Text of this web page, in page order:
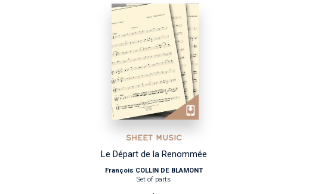
SHEET MUSIC
Le Départ de la Renommée
François COLLIN DE BLAMONT
Set of parts